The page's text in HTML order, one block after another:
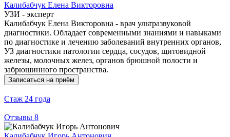
Калибабчук Елена Викторовна
УЗИ - эксперт
Калибабчук Елена Викторовна - врач ультразвуковой
диагностики. Обладает современными знаниями и навыками
по диагностике и лечению заболеваний внутренних органов,
УЗ диагностики патологии сердца, сосудов, щитовидной
железы, молочных желез, органов брюшной полости и
забрюшинного пространства.
Записаться на приём
Стаж 24 года
Отзывы 8